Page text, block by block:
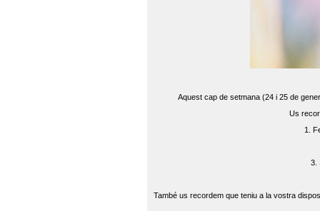
Aquest cap de setmana (24 i 25 de
Us
1.
3.
També us recordem que teniu a la vostra